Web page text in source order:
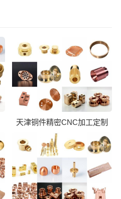
天津铜件精密CNC加工定制